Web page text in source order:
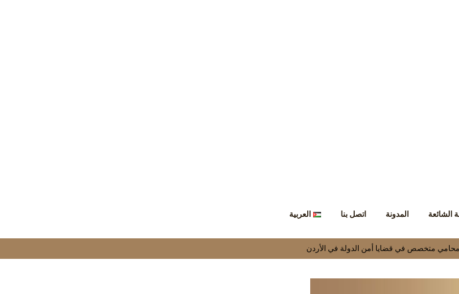
الشائعة المدونة اتصل بنا العربية
متخصص في قضايا أمن الدولة في الأردن